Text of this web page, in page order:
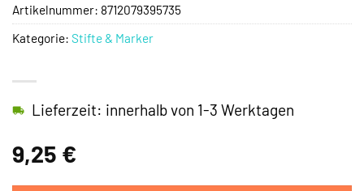
9,25 €
Lieferzeit: innerhalb von 1-3 Werktagen
Artikelnummer: 8712079395735
Kategorie: Stifte & Marker